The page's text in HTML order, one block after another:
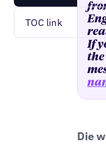
TOC link
If
the
Die